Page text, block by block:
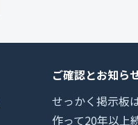
ご確認とお知ら
せっかく掲示板
作って20年以上